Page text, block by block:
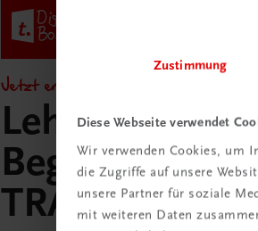
Zustimmung
Diese Webseite verwendet
Wir verwenden Cookies, um
die Zugriffe auf unsere
unsere Partner für soziale
mit weiteren Daten
Jetzt entdecken!
Lehrer/innen-
Begleitpakete
TRAUNER-